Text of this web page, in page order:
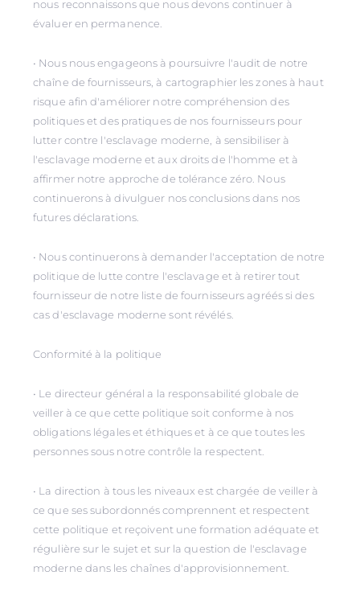
nous reconnaissons que nous devons continuer à
évaluer en permanence.
• Nous nous engageons à poursuivre l'audit de notre
chaîne de fournisseurs, à cartographier les zones à haut
risque afin d'améliorer notre compréhension des
politiques et des pratiques de nos fournisseurs pour
lutter contre l'esclavage moderne, à sensibiliser à
l'esclavage moderne et aux droits de l'homme et à
affirmer notre approche de tolérance zéro. Nous
continuerons à divulguer nos conclusions dans nos
futures déclarations.
• Nous continuerons à demander l'acceptation de notre
politique de lutte contre l'esclavage et à retirer tout
fournisseur de notre liste de fournisseurs agréés si des
cas d'esclavage moderne sont révélés.
Conformité à la politique
• Le directeur général a la responsabilité globale de
veiller à ce que cette politique soit conforme à nos
obligations légales et éthiques et à ce que toutes les
personnes sous notre contrôle la respectent.
• La direction à tous les niveaux est chargée de veiller à
ce que ses subordonnés comprennent et respectent
cette politique et reçoivent une formation adéquate et
régulière sur le sujet et sur la question de l'esclavage
moderne dans les chaînes d'approvisionnement.